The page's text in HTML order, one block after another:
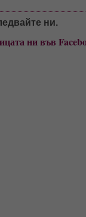
ни.
ни във